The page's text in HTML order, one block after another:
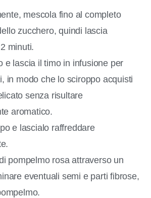
mescola fino al completo
zucchero, quindi lascia
minuti.
e lascia il timo in infusione per
in modo che lo sciroppo acquisti
senza risultare
aromatico.
e lascialo raffreddare
pompelmo rosa attraverso un
eventuali semi e parti fibrose,